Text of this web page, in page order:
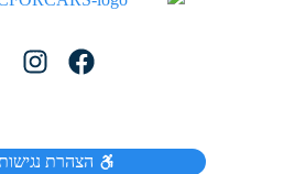
הצהרת נגישות